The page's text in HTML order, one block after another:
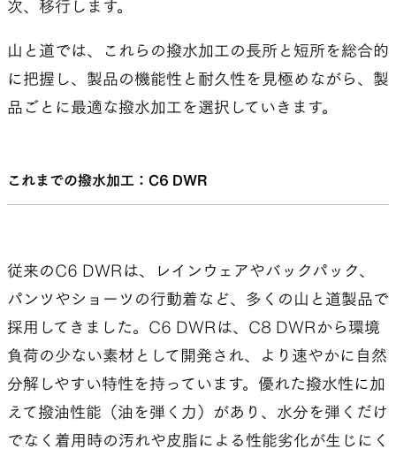
ACCESSORIES SPECIAL OFFERS
次、移行します。
山と道では、これらの撥水加工の長所と短所を総合的
に把握し、製品の機能性と耐久性を見極めながら、製
品ごとに最適な撥水加工を選択していきます。
これまでの撥水加工：C6 DWR
従来のC6 DWRは、レインウェアやバックパック、
パンツやショーツの行動着など、多くの山と道製品で
採用してきました。C6 DWRは、C8 DWRから環境
負荷の少ない素材として開発され、より速やかに自然
分解しやすい特性を持っています。優れた撥水性に加
えて撥油性能（油を弾く力）があり、水分を弾くだけ
でなく着用時の汚れや皮脂による性能劣化が生じにく